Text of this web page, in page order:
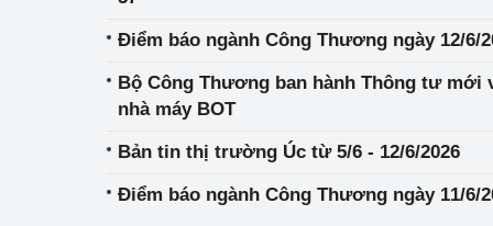
Thị trường trong
Ngành Công
Điểm báo ngành Công Thương ngày 12/6/
Bộ Công Thương ban hành Thông tư mới
nhà máy BOT
Bản tin thị trường Úc từ 5/6 - 12/6/2026
Điểm báo ngành Công Thương ngày 11/6/